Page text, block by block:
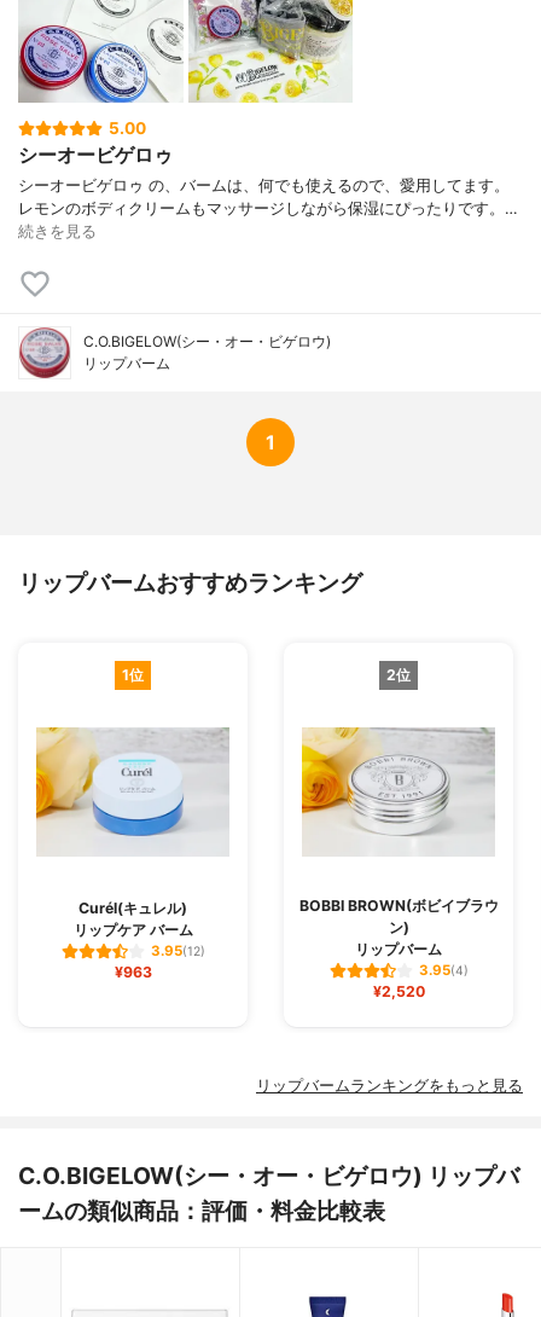
5.00
シーオービゲロゥ
シーオービゲロゥ の、バームは、何でも使えるので、愛用してます。
レモンのボディクリームもマッサージしながら保湿にぴったりです。…
続きを見る
C.O.BIGELOW(シー・オー・ビゲロウ)
リップバーム
1
リップバームおすすめランキング
1位
Curél(キュレル)
リップケア バーム
3.95(12)
¥963
2位
BOBBI BROWN(ボビイブラウ
ン)
リップバーム
3.95(4)
¥2,520
リップバームランキングをもっと見る
C.O.BIGELOW(シー・オー・ビゲロウ) リップバ
ームの類似商品：評価・料金比較表